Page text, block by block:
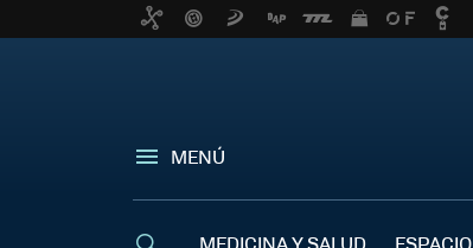
MENÚ
MEDICINA Y SALUD ESPACIO